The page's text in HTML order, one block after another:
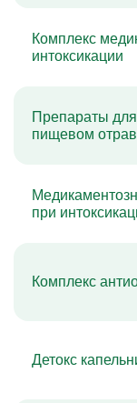
Комплекс
интоксикации
Препараты
пищевом
при
Комплекс
Детокс